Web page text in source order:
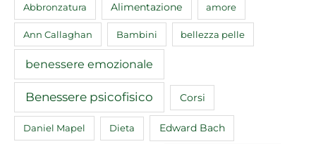
Abbronzatura Alimentazione amore
Ann Callaghan Bambini bellezza pelle
benessere emozionale
Benessere psicofisico Corsi
Daniel Mapel Dieta Edward Bach